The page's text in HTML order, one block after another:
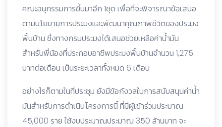
คณะอนุกรรมการขึ้นมาอีก 1ชุด เพื่อที่จะพิจารณาข้อเสนอ
ตามนโยบายการประมงและพัฒนาคุณภาพชีวิตของประมง
พื้นบ้าน ซึ่งทางกรมประมงได้เสนอช่วยเหลือค่าน้ำมัน
สำหรับพี่น้องที่ประกอบอาชีพประมงพื้นบ้านจำนวน 1,275
บาทต่อเดือน เป็นระยะเวลาทั้งหมด 6 เดือน
อย่างไรก็ตามในที่ประชุม ยังมีข้อกังวลในการสนับสนุนค่าน้ำ
มันสำหรับการดำเนินโครงการนี้ ที่มีผู้เข้าร่วมประมาณ
45,000 ราย ใช้งบประมาณประมาณ 350 ล้านบาท จะ